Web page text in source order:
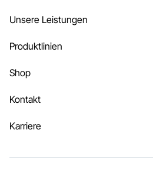
Unsere Leistungen
Produktlinien
Shop
Kontakt
Karriere